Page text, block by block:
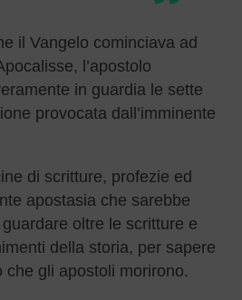
il Vangelo cominciava ad
l’apostolo
in guardia le sette
provocata dall’imminente
di scritture, profezie ed
apostasia che sarebbe
oltre le scritture e
della storia, per sapere
che gli apostoli morirono.